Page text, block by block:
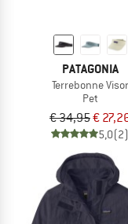
PATAGONIA
Terrebonne Visor
Pet
€ 34,95€
5,0(2)